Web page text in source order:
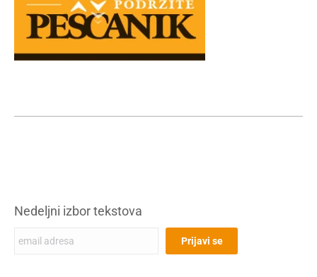
Nedeljni izbor tekstova